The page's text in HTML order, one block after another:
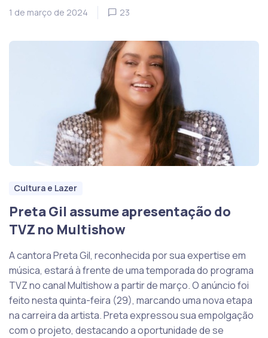
1 de março de 2024 23
Cultura e Lazer
Preta Gil assume apresentação do
TVZ no Multishow
A cantora Preta Gil, reconhecida por sua expertise em
música, estará à frente de uma temporada do programa
TVZ no canal Multishow a partir de março. O anúncio foi
feito nesta quinta-feira (29), marcando uma nova etapa
na carreira da artista. Preta expressou sua empolgação
com o projeto, destacando a oportunidade de se